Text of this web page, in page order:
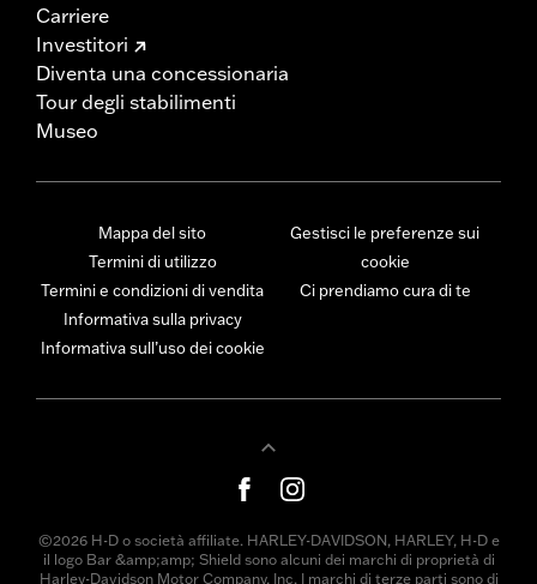
Carriere
Investitori
Diventa una concessionaria
Tour degli stabilimenti
Museo
Mappa del sito
Termini di utilizzo
Termini e condizioni di vendita
Informativa sulla privacy
Informativa sull’uso dei cookie
Gestisci le preferenze sui
cookie
Ci prendiamo cura di te
©2026 H-D o società affiliate. HARLEY-DAVIDSON, HARLEY, H-D e
il logo Bar &amp;amp; Shield sono alcuni dei marchi di proprietà di
Harley-Davidson Motor Company, Inc. I marchi di terze parti sono di